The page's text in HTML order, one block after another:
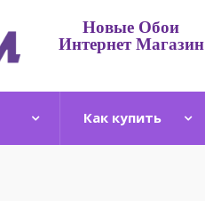
Новые Обои
Интернет Магазин
Как купить